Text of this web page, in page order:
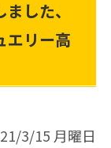
した、
エリー高
3/15 月曜日